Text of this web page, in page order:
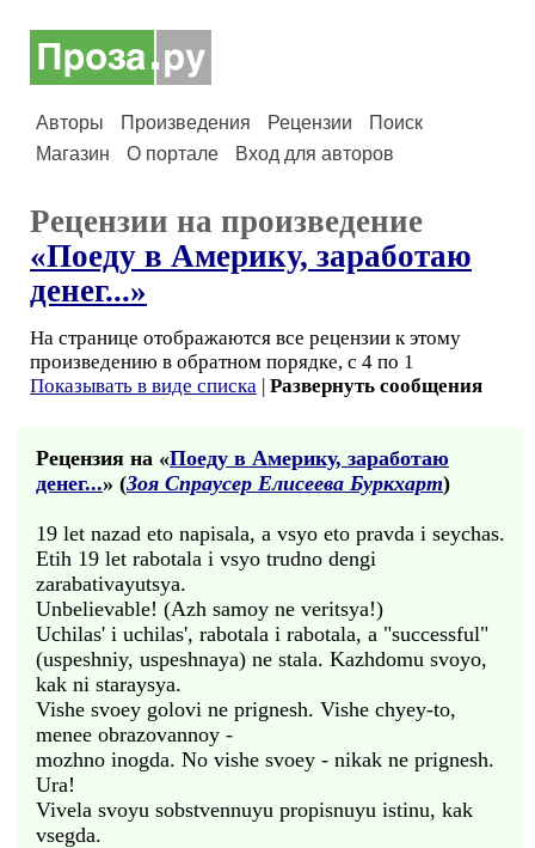
Авторы Произведения Рецензии
Поиск
Магазин
О портале Вход для авторов
Рецензии на произведение
«Поеду в Aмерику, заработаю
денег...»
На странице отображаются все рецензии к этому
произведению в обратном порядке, с 4 по 1
Показывать в виде списка | Развернуть сообщения
Рецензия на «Поеду в Aмерику, заработаю
денег...» (Зоя Спраусер Елисеева Буркхарт)
19 let nazad eto napisala, a vsyo eto pravda i seychas.
Etih 19 let rabotala i vsyo trudno dengi
zarabativayutsya.
Unbelievable! (Azh samoy ne veritsya!)
Uchilas' i uchilas', rabotala i rabotala, a "successful"
(uspeshniy, uspeshnaya) ne stala. Kazhdomu svoyo,
kak ni staraysya.
Vishe svoey golovi ne prignesh. Vishe chyey-to,
menee obrazovannoy -
mozhno inogda. No vishe svoey - nikak ne prignesh.
Ura!
Vivela svoyu sobstvennuyu propisnuyu istinu, kak
vsegda.